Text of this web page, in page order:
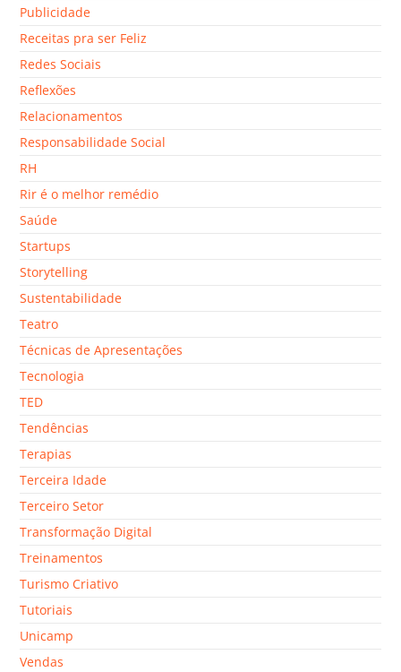
Publicidade
Receitas pra ser Feliz
Redes Sociais
Reflexões
Relacionamentos
Responsabilidade Social
RH
Rir é o melhor remédio
Saúde
Startups
Storytelling
Sustentabilidade
Teatro
Técnicas de Apresentações
Tecnologia
TED
Tendências
Terapias
Terceira Idade
Terceiro Setor
Transformação Digital
Treinamentos
Turismo Criativo
Tutoriais
Unicamp
Vendas